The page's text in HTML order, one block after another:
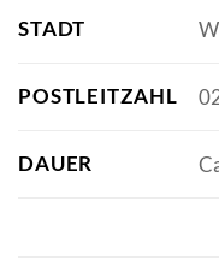
STADT
POSTLEITZAHL
DAUER